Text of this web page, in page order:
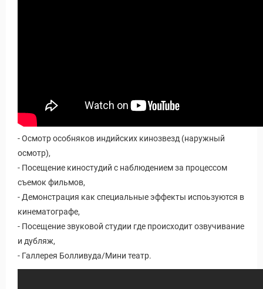
Путеводитель по
- Осмотр особняков индийских кинозвезд (наружный
осмотр),
- Посещение киностудий с наблюдением за процессом
съемок фильмов,
- Демонстрация как специальные эффекты испоьзуются в
кинематографе,
- Посещение звуковой студии где происходит озвучивание
и дубляж,
- Галлерея Болливуда/Мини театр.